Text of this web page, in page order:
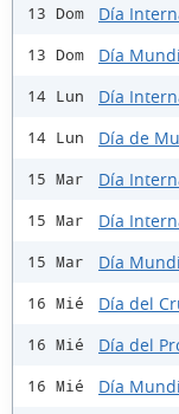
13 Dom Día
13 Dom Día
14 Lun Día
14 Lun Día de
15 Mar Día
15 Mar Día
15 Mar Día
16 Mié Día del
16 Mié Día del
16 Mié Día